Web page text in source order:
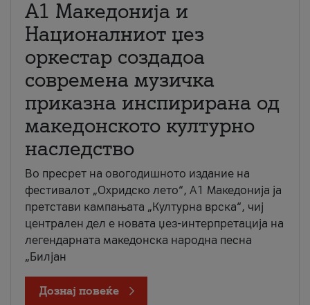
А1 Македонија и
Националниот џез
оркестар создадоа
современа музичка
приказна инспирирана од
македонското културно
наследство
Во пресрет на овогодишното издание на
фестивалот „Охридско лето“, А1 Македонија ја
претстави кампањата „Културна врска“, чиј
централен дел е новата џез-интерпретација на
легендарната македонска народна песна
„Билјан
Дознај повеќе